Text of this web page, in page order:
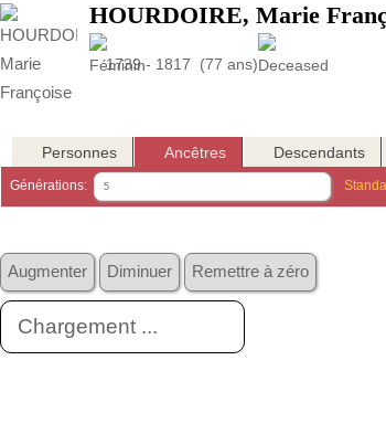
HOURDOIRE, Marie
1739 - 1817 (77 ans)
Personnes Ancêtres Descendants
Générations:
Augmenter Diminuer Remettre à zéro
Chargement ...